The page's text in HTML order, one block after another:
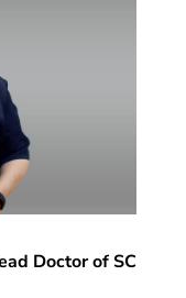
Doctor of SC